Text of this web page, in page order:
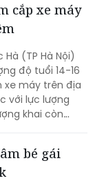
1995) và Trần
về tội "Mua bán
cắp xe máy
(TP Hà Nội)
độ tuổi 14-16
xe máy trên địa
với lực lượng
khai còn
bé gái